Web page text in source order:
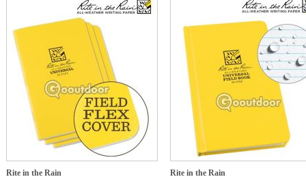
Rite in the Rain
Rite in the Rain